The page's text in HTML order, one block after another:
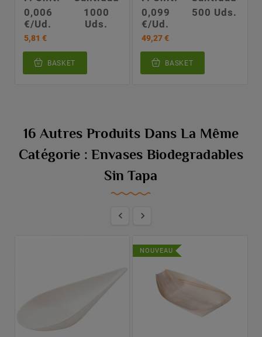
0,006
€/Ud.
1000
Uds.
5,81 €
BASKET
0,099
€/Ud.
500 Uds.
49,27 €
BASKET
16 Autres Produits Dans La Même
Catégorie : Envases Biodegradables
Sin Tapa
 
NOUVEAU